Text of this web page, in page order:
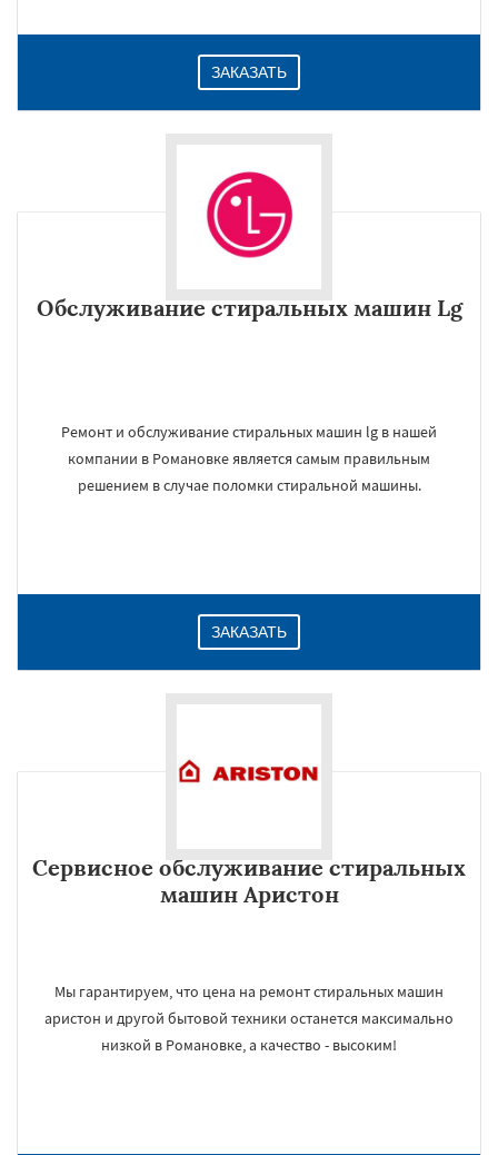
ЗАКАЗАТЬ
Обслуживание стиральных машин Lg
Ремонт и обслуживание стиральных машин lg в нашей
компании в Романовке является самым правильным
решением в случае поломки стиральной машины.
ЗАКАЗАТЬ
Сервисное обслуживание стиральных
машин Аристон
Мы гарантируем, что цена на ремонт стиральных машин
аристон и другой бытовой техники останется максимально
низкой в Романовке, а качество - высоким!